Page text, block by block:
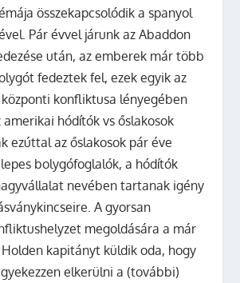
összekapcsolódik a spanyol
Pár évvel járunk az Abaddon
után, az emberek már több
fedeztek fel, ezek egyik az
központi konfliktusa lényegében
amerikai hódítók vs őslakosok
ezúttal az őslakosok pár éve
bolygófoglalók, a hódítók
nevében tartanak igény
A gyorsan
megoldására a már
Holden kapitányt küldik oda, hogy
elkerülni a (további)